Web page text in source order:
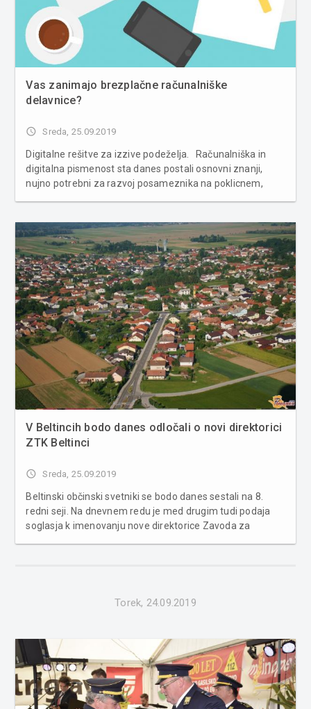
Vas zanimajo brezplačne računalniške
delavnice?
access_time Sreda, 25.09.2019
Digitalne rešitve za izzive podeželja. Računalniška in
digitalna pismenost sta danes postali osnovni znanji,
nujno potrebni za razvoj posameznika na poklicnem,
so potrebna za ko...
V Beltincih bodo danes odločali o novi direktorici
ZTK Beltinci
access_time Sreda, 25.09.2019
Beltinski občinski svetniki se bodo danes sestali na 8.
redni seji. Na dnevnem redu je med drugim tudi podaja
soglasja k imenovanju nove direktorice Zavoda za
Torek, 24.09.2019